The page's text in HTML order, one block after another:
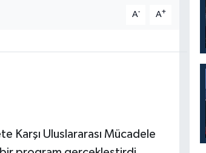
A- A+
Karşı Uluslararası Mücadele